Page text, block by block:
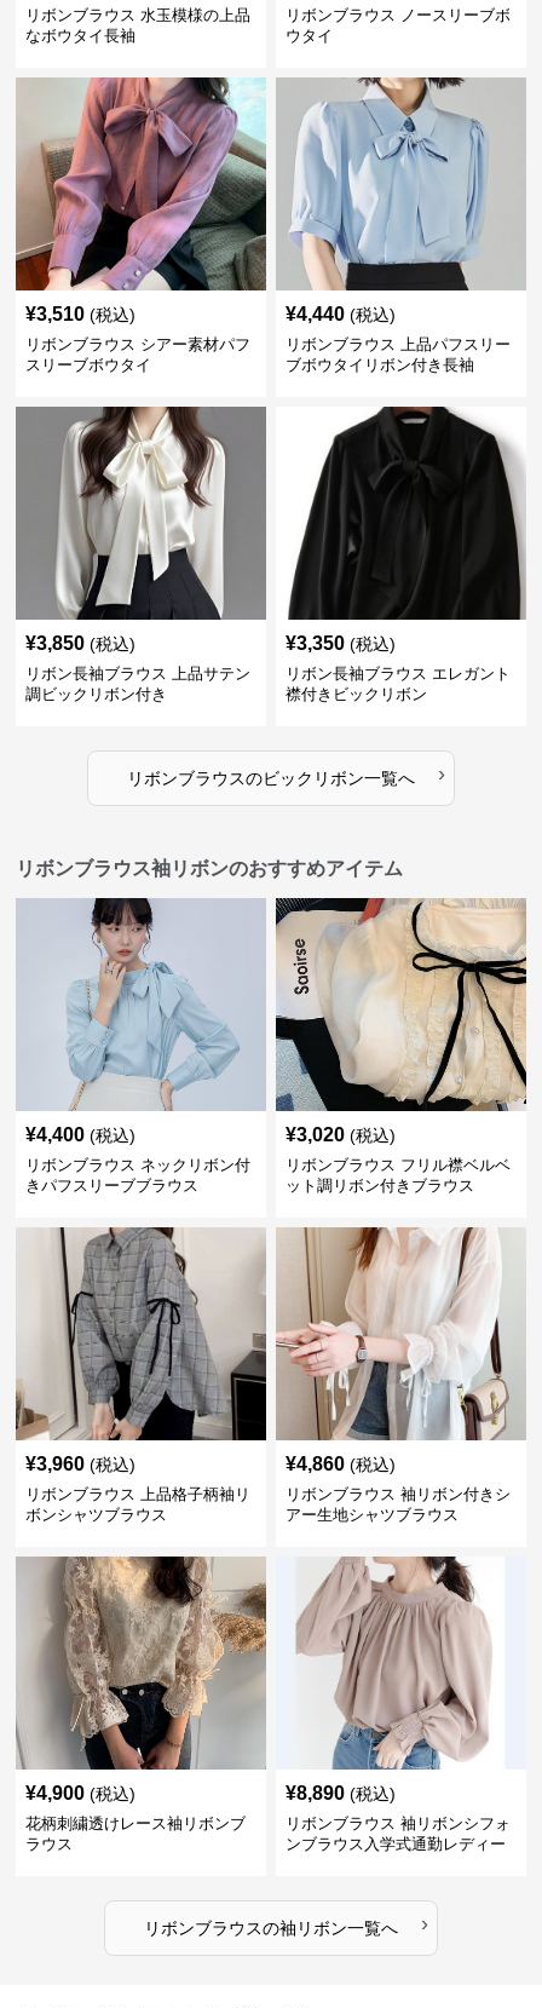
リボンブラウス 水玉模様の上品
なボウタイ長袖
リボンブラウス ノースリーブボ
ウタイ
¥3,510 (税込)
リボンブラウス シアー素材パフ
スリーブボウタイ
¥4,440 (税込)
リボンブラウス 上品パフスリー
ブボウタイリボン付き長袖
¥3,850 (税込)
リボン長袖ブラウス 上品サテン
調ビックリボン付き
¥3,350 (税込)
リボン長袖ブラウス エレガント
襟付きビックリボン
リボンブラウスのビックリボン一覧へ ›
リボンブラウス袖リボンのおすすめアイテム
¥4,400 (税込)
リボンブラウス ネックリボン付
きパフスリーブブラウス
¥3,020 (税込)
リボンブラウス フリル襟ベルベ
ット調リボン付きブラウス
¥3,960 (税込)
リボンブラウス 上品格子柄袖リ
ボンシャツブラウス
¥4,860 (税込)
リボンブラウス 袖リボン付きシ
アー生地シャツブラウス
¥4,900 (税込)
花柄刺繍透けレース袖リボンブ
ラウス
¥8,890 (税込)
リボンブラウス 袖リボンシフォ
ンブラウス入学式通勤レディー
リボンブラウスの袖リボン一覧へ ›